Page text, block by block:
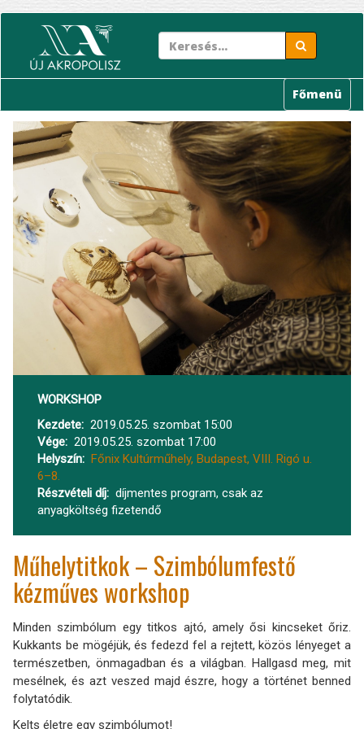
tartalomra
Főmenü
WORKSHOP
Kezdete
2019.05.25. szombat 15:00
Vége
2019.05.25. szombat 17:00
Helyszín
Főnix Kultúrműhely, Budapest, VIII. Rigó u.
6–8.
Részvételi díj
díjmentes program, csak az
anyagköltség fizetendő
Műhelytitkok – Szimbólumfestő
kézműves workshop
Minden szimbólum egy titkos ajtó, amely ősi kincseket őriz.
Kukkants be mögéjük, és fedezd fel a rejtett, közös lényeget a
természetben, önmagadban és a világban. Hallgasd meg, mit
mesélnek, és azt veszed majd észre, hogy a történet benned
folytatódik.
Kelts életre egy szimbólumot!